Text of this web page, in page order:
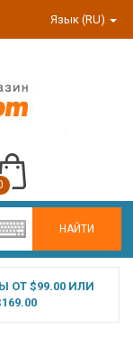
Язык (RU)
НАЙТИ
ОТ $99.00 ИЛИ